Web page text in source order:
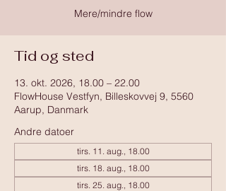
Mere/mindre flow
Tid og sted
13. okt. 2026, 18.00 – 22.00
FlowHouse Vestfyn, Billeskovvej 9, 5560
Aarup, Danmark
Andre datoer
tirs. 11. aug., 18.00
tirs. 18. aug., 18.00
tirs. 25. aug., 18.00